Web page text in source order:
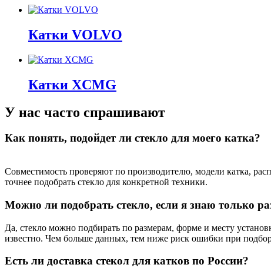
Катки VOLVO
Катки XCMG
У нас часто спрашивают
Как понять, подойдет ли стекло для моего катка?
Совместимость проверяют по производителю, модели катка,
точнее подобрать стекло для конкретной техники.
Можно ли подобрать стекло, если я знаю только
Да, стекло можно подбирать по размерам, форме и месту
известно. Чем больше данных, тем ниже риск ошибки при
Есть ли доставка стекол для катков по России?